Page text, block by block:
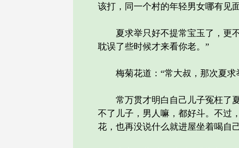
该打，同一个村的年轻男女哪有见
夏求举只好不提常宝玉了，更不
耽误了些时候才来看你老。”
梅菊花道：“常大叔，那次夏求
常万贯才明白自己儿子冤枉了夏
不了儿子，男人嘛，都好斗。不过
花，也再没说什么就进屋坐着喝自